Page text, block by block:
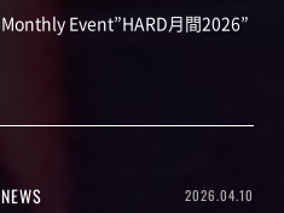
Monthly Event”HARD月間2026”
NEWS 2026.04.10